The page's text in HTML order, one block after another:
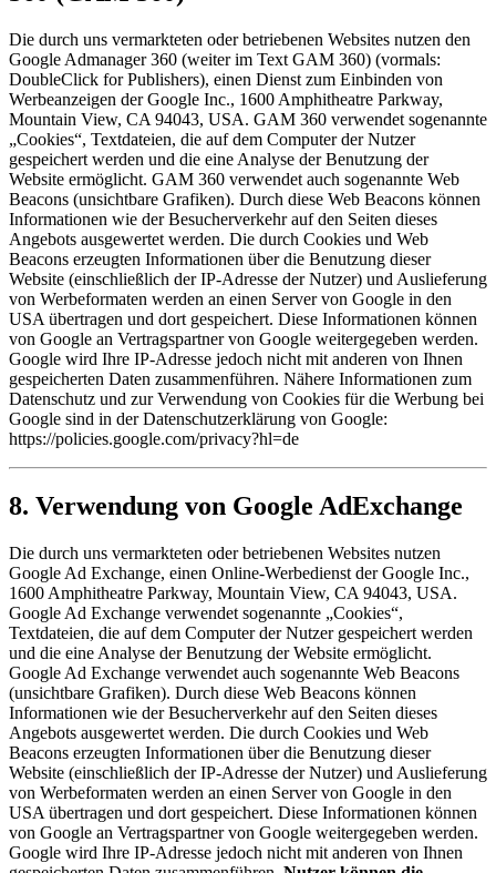
Die durch uns vermarkteten oder betriebenen Websites nutzen den
Google Admanager 360 (weiter im Text GAM 360) (vormals:
DoubleClick for Publishers), einen Dienst zum Einbinden von
Werbeanzeigen der Google Inc., 1600 Amphitheatre Parkway,
Mountain View, CA 94043, USA. GAM 360 verwendet sogenannte
„Cookies“, Textdateien, die auf dem Computer der Nutzer
gespeichert werden und die eine Analyse der Benutzung der
Website ermöglicht. GAM 360 verwendet auch sogenannte Web
Beacons (unsichtbare Grafiken). Durch diese Web Beacons können
Informationen wie der Besucherverkehr auf den Seiten dieses
Angebots ausgewertet werden. Die durch Cookies und Web
Beacons erzeugten Informationen über die Benutzung dieser
Website (einschließlich der IP-Adresse der Nutzer) und Auslieferung
von Werbeformaten werden an einen Server von Google in den
USA übertragen und dort gespeichert. Diese Informationen können
von Google an Vertragspartner von Google weitergegeben werden.
Google wird Ihre IP-Adresse jedoch nicht mit anderen von Ihnen
gespeicherten Daten zusammenführen. Nähere Informationen zum
Datenschutz und zur Verwendung von Cookies für die Werbung bei
Google sind in der Datenschutzerklärung von Google:
https://policies.google.com/privacy?hl=de
8. Verwendung von Google AdExchange
Die durch uns vermarkteten oder betriebenen Websites nutzen
Google Ad Exchange, einen Online-Werbedienst der Google Inc.,
1600 Amphitheatre Parkway, Mountain View, CA 94043, USA.
Google Ad Exchange verwendet sogenannte „Cookies“,
Textdateien, die auf dem Computer der Nutzer gespeichert werden
und die eine Analyse der Benutzung der Website ermöglicht.
Google Ad Exchange verwendet auch sogenannte Web Beacons
(unsichtbare Grafiken). Durch diese Web Beacons können
Informationen wie der Besucherverkehr auf den Seiten dieses
Angebots ausgewertet werden. Die durch Cookies und Web
Beacons erzeugten Informationen über die Benutzung dieser
Website (einschließlich der IP-Adresse der Nutzer) und Auslieferung
von Werbeformaten werden an einen Server von Google in den
USA übertragen und dort gespeichert. Diese Informationen können
von Google an Vertragspartner von Google weitergegeben werden.
Google wird Ihre IP-Adresse jedoch nicht mit anderen von Ihnen